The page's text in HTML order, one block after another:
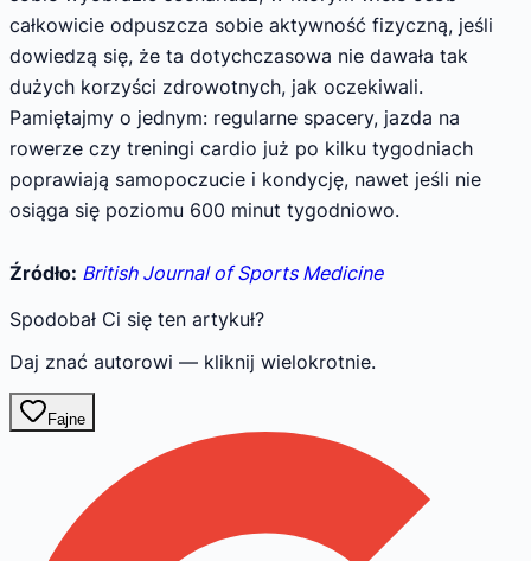
całkowicie odpuszcza sobie aktywność fizyczną, jeśli
dowiedzą się, że ta dotychczasowa nie dawała tak
dużych korzyści zdrowotnych, jak oczekiwali.
Pamiętajmy o jednym: regularne spacery, jazda na
rowerze czy treningi cardio już po kilku tygodniach
poprawiają samopoczucie i kondycję, nawet jeśli nie
osiąga się poziomu 600 minut tygodniowo.
Źródło: British Journal of Sports Medicine
Spodobał Ci się ten artykuł?
Daj znać autorowi — kliknij wielokrotnie.
Fajne